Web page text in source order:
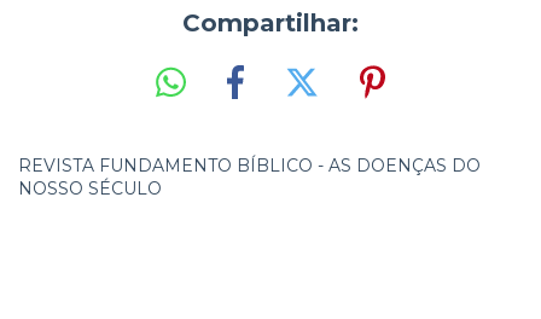
Compartilhar:
REVISTA FUNDAMENTO BÍBLICO - AS DOENÇAS DO
NOSSO SÉCULO